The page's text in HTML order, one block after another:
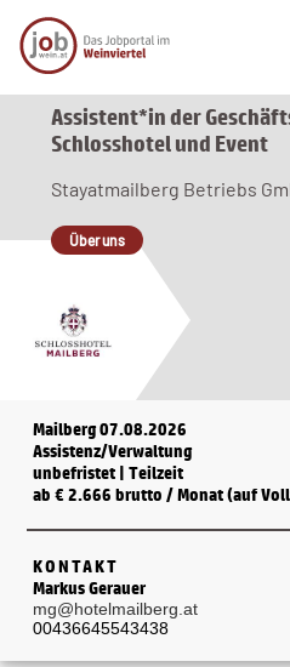
Assistent*in der
Schlosshotel und Event
Stayatmailberg Betriebs
Über uns
Mailberg 07.08.2026
Assistenz/Verwaltung
unbefristet | Teilzeit
ab € 2.666 brutto / Monat (auf
KONTAKT
Markus Gerauer
mg@hotelmailberg.at
00436645543438